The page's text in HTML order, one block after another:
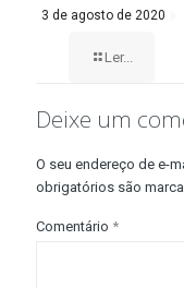
3 de agosto de 2020
Ler...
Deixe um
O seu endereço de e-
obrigatórios são
Comentário *